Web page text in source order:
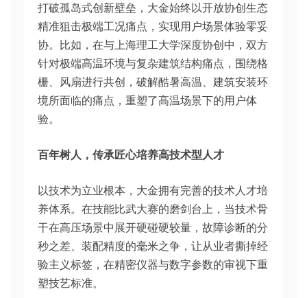
打破孤岛式创新壁垒，大金始终以开放协创生态
精准狙击极端工况痛点，实现用户场景体验零妥
协。比如，在与上海理工大学深度协创中，双方
针对极端高温环境与复杂建筑结构痛点，围绕格
栅、风扇进行共创，破解酷暑高温、建筑安装环
境所面临的痛点，重塑了高温场景下的用户体
验。
百年树人，传承匠心培养高技术型人才
以技术为立业根本，大金拥有完善的技术人才培
养体系。在技能比武大赛的磨剑台上，当技术骨
干在高压场景中展开硬碰硬较量，故障诊断的分
秒之差、装配精度的毫米之争，让从业者撕掉经
验主义标签，在精密仪器与数字参数的审视下重
塑技艺标准。